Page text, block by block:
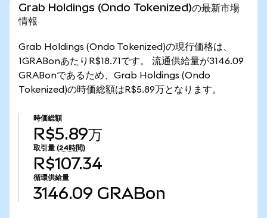
Grab Holdings (Ondo Tokenized)の最新市場
情報
Grab Holdings (Ondo Tokenized)の現行価格は、
1GRABonあたりR$18.71です。 流通供給量が3146.09
GRABonであるため、Grab Holdings (Ondo
Tokenized)の時価総額はR$5.89万となります。
時価総額
R$5.89万
取引量 (24時間)
R$107.34
循環供給量
3146.09 GRABon